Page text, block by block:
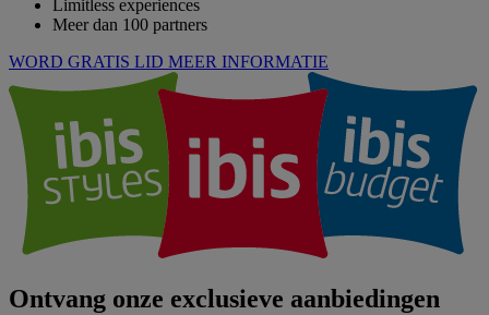
Limitless experiences
Meer dan 100 partners
WORD GRATIS LID MEER INFORMATIE
Ontvang onze exclusieve aanbiedingen